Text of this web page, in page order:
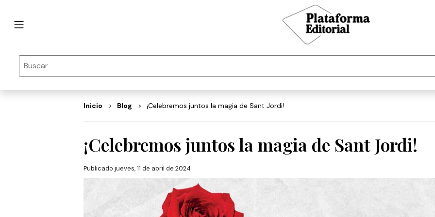
Inicio Blog ¡Celebremos juntos la magia de Sant Jordi!
¡Celebremos juntos la magia de Sant Jordi!
Publicado jueves, 11 de abril de 2024